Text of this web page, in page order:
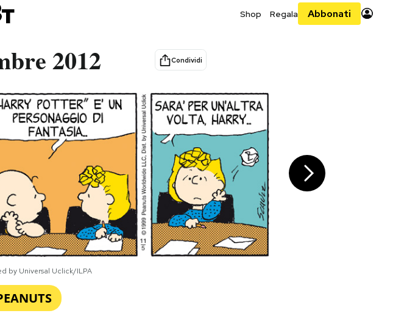
Shop Regala Abbonati
2012 Condividi
by Universal Uclick/ILPA